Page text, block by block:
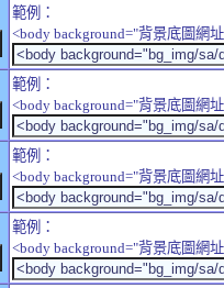
範例：
<body background="背景底圖網
範例：
<body background="背景底圖網
範例：
<body background="背景底圖網
範例：
<body background="背景底圖網